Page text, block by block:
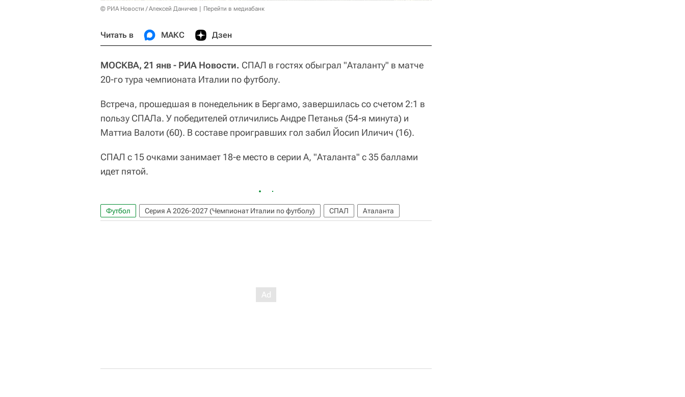
© РИА Новости / Алексей Даничев Перейти в медиабанк
Читать в МАКС Дзен
МОСКВА, 21 янв - РИА Новости. СПАЛ в гостях обыграл "Аталанту" в матче
20-го тура чемпионата Италии по футболу.
Встреча, прошедшая в понедельник в Бергамо, завершилась со счетом 2:1 в
пользу СПАЛа. У победителей отличились Андре Петанья (54-я минута) и
Маттиа Валоти (60). В составе проигравших гол забил Йосип Иличич (16).
СПАЛ с 15 очками занимает 18-е место в серии А, "Аталанта" с 35 баллами
идет пятой.
Футбол Серия А 2026-2027 (Чемпионат Италии по футболу) СПАЛ Аталанта